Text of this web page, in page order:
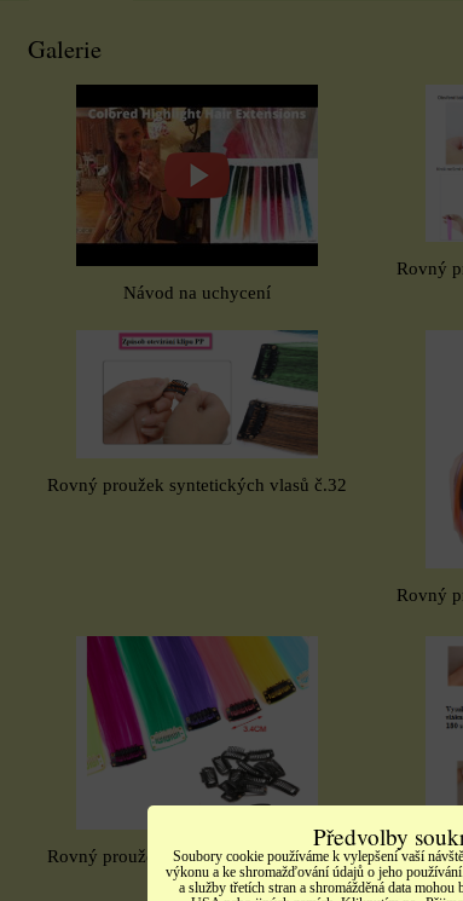
Galerie
Návod na uchycení
Rovný
Rovný proužek syntetických vlasů č.32
Rovný
Rovný proužek syntetických vlasů č.32
Rovný
Předvolby
Soubory cookie používáme k vylepšení vaší
výkonu a ke shromažďování údajů o jeho
a služby třetích stran a shromážděná data mohou